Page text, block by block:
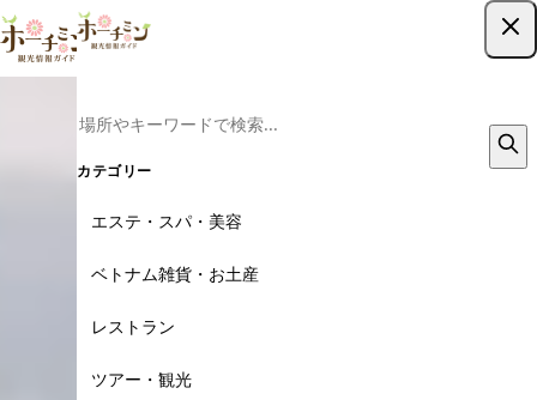
カテゴリー
エステ・スパ・美容
ベトナム雑貨・お土産
レストラン
ツアー・観光